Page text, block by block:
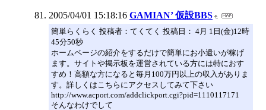
2005/04/01 15:18:16 GAMIAN’ 仮設BBS
簡単らくらく 投稿者：てくてく 投稿日： 4月 1日(金)12時
45分50秒
ホームページの紹介をするだけで簡単にお小遣いが稼げ
ます。サイトや掲示板を運営されている方には特におす
すめ！高額な方になると毎月100万円以上の収入がありま
す。詳しくはこちらにアクセスしてみて下さい
http://www.acport.com/addclickport.cgi?pid=1110117171
そんなわけでして